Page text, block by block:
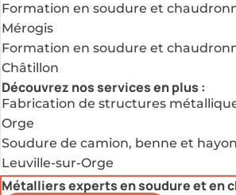
Formation en soudure et
Mérogis
Formation en soudure et
Châtillon
Découvrez nos services en plus :
Fabrication de structures
Orge
Soudure de camion, benne et
Leuville-sur-Orge
Métalliers experts en soudure et en